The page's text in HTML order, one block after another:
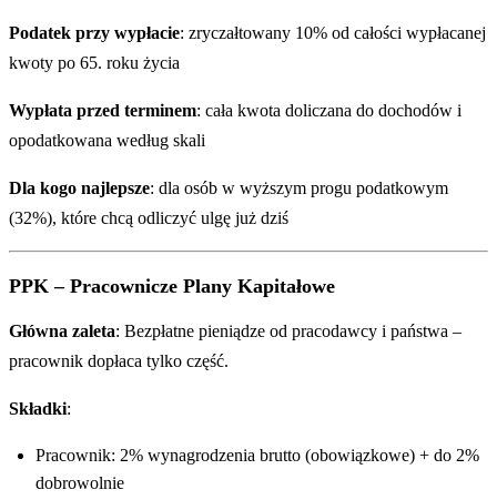
Podatek przy wypłacie: zryczałtowany 10% od całości wypłacanej
kwoty po 65. roku życia
Wypłata przed terminem: cała kwota doliczana do dochodów i
opodatkowana według skali
Dla kogo najlepsze: dla osób w wyższym progu podatkowym
(32%), które chcą odliczyć ulgę już dziś
PPK – Pracownicze Plany Kapitałowe
Główna zaleta: Bezpłatne pieniądze od pracodawcy i państwa –
pracownik dopłaca tylko część.
Składki:
Pracownik: 2% wynagrodzenia brutto (obowiązkowe) + do 2%
dobrowolnie